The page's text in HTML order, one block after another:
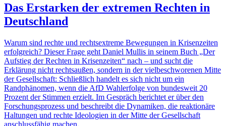
Das Erstarken der extremen Rechten in
Deutschland
Warum sind rechte und rechtsextreme Bewegungen in Krisenzeiten
erfolgreich? Dieser Frage geht Daniel Mullis in seinem Buch „Der
Aufstieg der Rechten in Krisenzeiten“ nach – und sucht die
Erklärung nicht rechtsaußen, sondern in der vielbeschworenen Mitte
der Gesellschaft: Schließlich handelt es sich nicht um ein
Randphänomen, wenn die AfD Wahlerfolge von bundesweit 20
Prozent der Stimmen erzielt. Im Gespräch berichtet er über den
Forschungsprozess und beschreibt die Dynamiken, die reaktionäre
Haltungen und rechte Ideologien in der Mitte der Gesellschaft
anschlussfähig machen.